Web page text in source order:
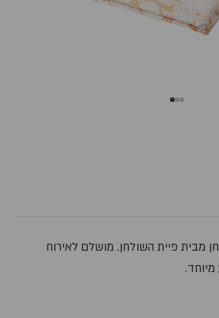
מבית פיית השולחן. מושלם לאירוח